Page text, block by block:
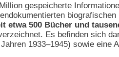
gespeicherte
etwa 500 Bücher und
Es befinden sich
1933–1945) sowie eine